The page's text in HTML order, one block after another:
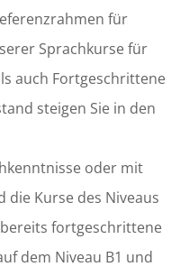
für
Sprachkurse für
auch Fortgeschrittene
steigen Sie in den
oder mit
Kurse des Niveaus
bereits fortgeschrittene
dem Niveau B1 und